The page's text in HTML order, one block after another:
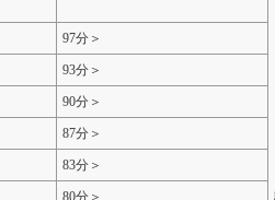
97分＞
93分＞
90分＞
87分＞
83分＞
80分＞